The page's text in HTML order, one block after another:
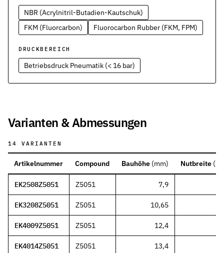
NBR (Acrylnitril-Butadien-Kautschuk)
FKM (Fluorcarbon)
Fluorocarbon Rubber (FKM, FPM)
DRUCKBEREICH
Betriebsdruck Pneumatik (< 16 bar)
Varianten & Abmessungen
14 VARIANTEN
Artikelnummer Compound Bauhöhe (mm) Nutbreite (
EK2508Z5051 Z5051 7,9
EK3208Z5051 Z5051 10,65
EK4009Z5051 Z5051 12,4
EK4014Z5051 Z5051 13,4